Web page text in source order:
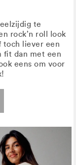
te
rock’n roll look
toch liever een
fit dan met een
eens om voor